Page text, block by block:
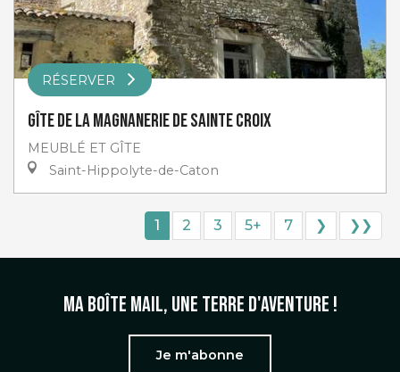
RÉSERVER
Gîte de la Magnanerie de Sainte Croix
MEUBLÉ ET GÎTE
Saint-Hippolyte-de-Caton
1 2 3 5+ 7 ❯ ❯❯
Ma boîte mail, une terre d'aventure !
Je m'abonne